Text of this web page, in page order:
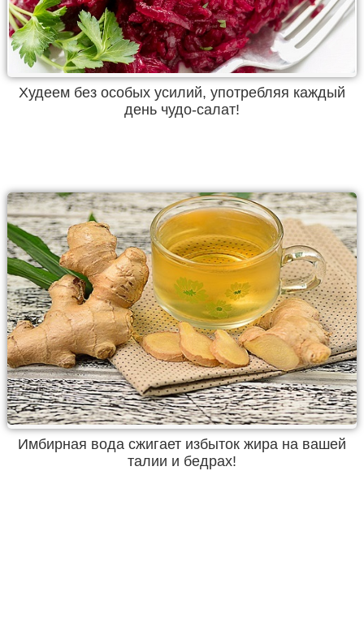
Худеем без особых усилий, употребляя каждый
день чудо-салат!
Имбирная вода сжигает избыток жира на вашей
талии и бедрах!